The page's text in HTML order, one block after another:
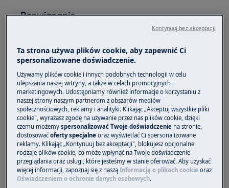
Rozwiązanie
W przypadku nowej instalacji problem może
wskazywać, żepłyta gazowa została
nieprawidłowo podłączona.
Wszelkie usterki instalacji gazowej lub elektrycznej
powinny być rozwiązywane przez uprawnionego
instalatora, nie należy podejmować samodzielnych
prób ponownej instalacji.
Sprawdź, czy płyta jest prawidłowo
podłączona do zasilania elektrycznego i czy
gniazdko jest sprawne.
Sprawdź, podłączając coś, o czym wiesz, że działa do
Ta strona używa plików cookie, aby zapewnić Ci
spersonalizowane doświadczenie.
Używamy plików cookie i innych podobnych technologii w celu
ulepszania naszej witryny, a także w celach promocyjnych i
marketingowych. Udostępniamy również informacje o korzystaniu z
naszej strony naszym partnerom z obszarów mediów
społecznościowych, reklamy i analityki. Klikając „Akceptuj wszystkie pliki
cookie", wyrażasz zgodę na używanie przez nas plików cookie, dzięki
czemu możemyspersonalizować Twoje doświadczenie na stronie,
dostosowaćoferty specjalne oraz wyświetlać Ci spersonalizowane
reklamy. Klikając „Kontynuuj bez akceptacji", blokujesz opcjonalne
rodzaje plików cookie, co może wpłynąć na Twoje doświadczenie
przeglądania oraz usługi, które jesteśmy w stanie oferować. Aby uzyskać
więcej informacji, zapoznaj się z nasząInformacją o plikach cookie oraz
Oświadczeniem o ochronie danych osobowych.
Kontynuuj bez akceptacji